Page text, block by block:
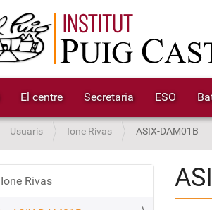
El centre Secretaria ESO
Usuaris Ione Rivas ASIX-DAM01B
Ione Rivas